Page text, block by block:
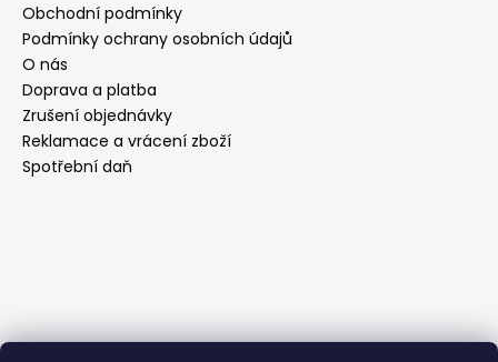
Obchodní podmínky
Podmínky ochrany osobních údajů
O nás
Doprava a platba
Zrušení objednávky
Reklamace a vrácení zboží
Spotřební daň